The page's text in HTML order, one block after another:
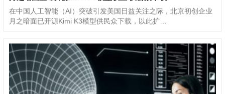
在中国人工智能（AI）突破引发美国日益关注之际，北京初创企业
月之暗面已开源Kimi K3模型供民众下载，以此扩…